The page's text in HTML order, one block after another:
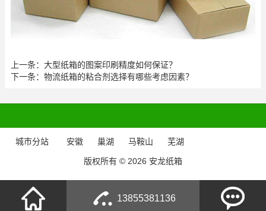
上一条： 大型纸箱的图案印刷精度如何保证？
下一条： 物流纸箱的粘合剂选择有哪些考虑因素？
13855381136
城市分站 安徽 巢湖 马鞍山 芜湖
版权所有 © 2026 安龙纸箱